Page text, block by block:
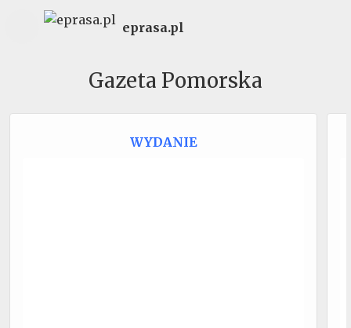
eprasa.pl
Gazeta Pomorska
WYDANIE